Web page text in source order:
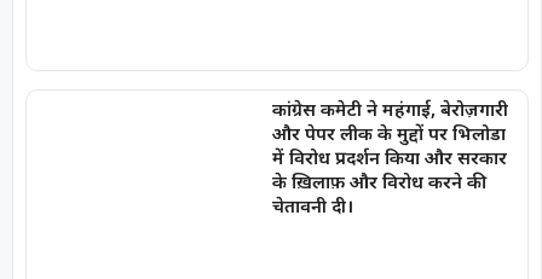
कांग्रेस कमेटी ने महंगाई, बेरोज़गारी
और पेपर लीक के मुद्दों पर भिलोडा
में विरोध प्रदर्शन किया और सरकार
के ख़िलाफ़ और विरोध करने की
चेतावनी दी।